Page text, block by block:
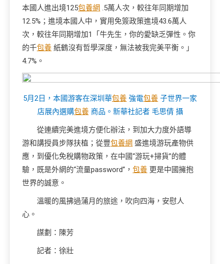
本國人進出境125包養網 .5萬人次，較往年同期增加
12.5%；進境本國人中，實用免簽政策進境43.6萬人
次，較往年同期增加1「牛先生，你的愛缺乏彈性。你
的千包養 紙鶴沒有哲學深度，無法被我完美平衡。」
4.7%。
5月2日，本國游客在深圳華包養 強電包養 子世界一家
店展內選購包養商品。新華社記者 毛思倩 攝
從連續完美進境方便化辦法，到加大力度外語導
游和講授員步隊扶植；從豐包養網 盛進境游玩產物供
應，到優化免稅購物政策，在中國“游玩+掃貨”的體
驗，既是外網的“流量password”， 包養 更是中國擁抱
世界的誠意。
溫暖的風拂過蒲月的旅途，吹向四海，安慰人
心。
謀劃：陳芳
記者：徐壯